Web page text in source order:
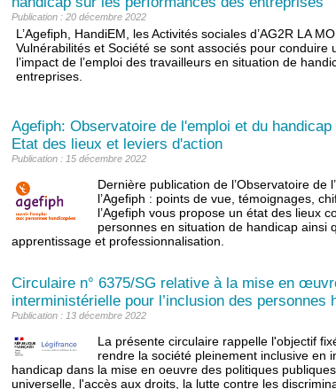
Publication : 20 décembre 2022
L’Agefiph, HandiEM, les Activités sociales d’AG2R LA
Vulnérabilités et Société se sont associés pour conduire
l’impact de l’emploi des travailleurs en situation de
entreprises.
Agefiph: Observatoire de l'emploi et du
Etat des lieux et leviers d'action
Publication : 15 décembre 2022
Dernière publication de l’Observatoire de
l’Agefiph : points de vue, témoignages,
l’Agefiph vous propose un état des lieux
personnes en situation de handicap ainsi
apprentissage et professionnalisation.
Circulaire n° 6375/SG relative à la mise en
interministérielle pour l’inclusion des personnes
Publication : 13 décembre 2022
La présente circulaire rappelle l'objectif
rendre la société pleinement inclusive en
handicap dans la mise en oeuvre des politiques
universelle, l'accès aux droits, la lutte contre les